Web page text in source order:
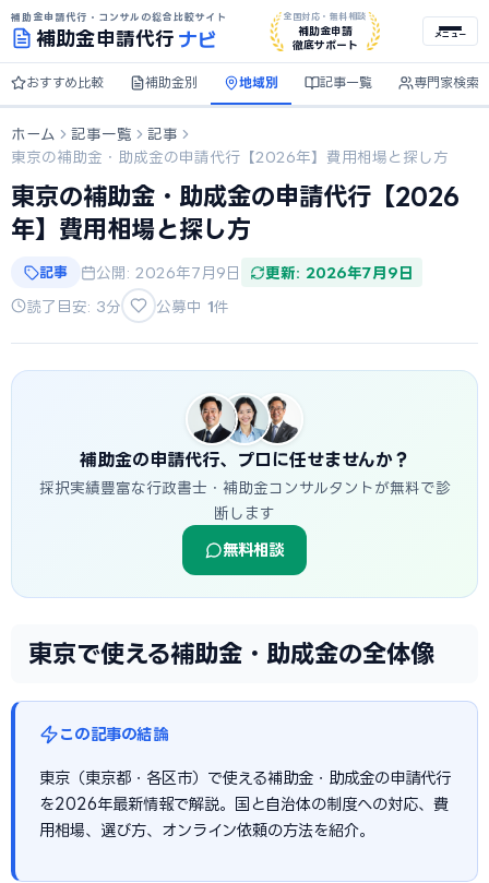
補助金申請代行・コンサルの総合比較サイト
補助金申請代行 ナビ
全国対応・無料相談
補助金申請
徹底サポート
メニュー
おすすめ比較 補助金別 地域別 記事一覧 専門家検索
ホーム 記事一覧
記事
東京の補助金・助成金の申請代行【2026年】費用相場と探し方
東京の補助金・助成金の申請代行【2026
年】費用相場と探し方
記事 公開: 2026年7月9日 更新: 2026年7月9日
読了目安: 3分 公募中 1件
補助金の申請代行、プロに任せませんか？
採択実績豊富な行政書士・補助金コンサルタントが無料で診
断します
無料相談
東京で使える補助金・助成金の全体像
この記事の結論
東京（東京都・各区市）で使える補助金・助成金の申請代行
を2026年最新情報で解説。国と自治体の制度への対応、費
用相場、選び方、オンライン依頼の方法を紹介。